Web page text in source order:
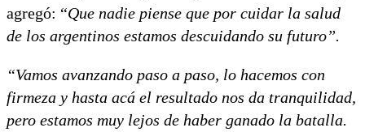
agregó: “Que nadie piense que por cuidar la salud
de los argentinos estamos descuidando su futuro”.
“Vamos avanzando paso a paso, lo hacemos con
firmeza y hasta acá el resultado nos da tranquilidad,
pero estamos muy lejos de haber ganado la batalla.